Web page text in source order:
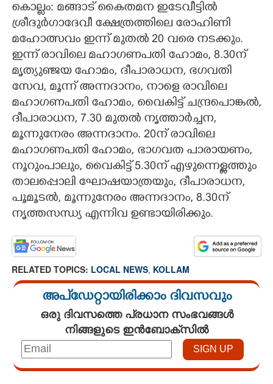
CARTOONS
LITERATURE
ZOOM
CONTACT US
കൊല്ലം: മങ്ങാട് കൈതമന ഇടേവീട്ടിൽ
ശ്രീദുർഗാദേവീ ക്ഷേത്രത്തിലെ രോഹിണി
മഹോത്സവം ഇന്ന് മുതൽ 20 വരെ നടക്കും.
ഇന്ന് രാവിലെ മഹാഗണപതി ഹോമം, 8.30ന്
മൃത്യുഞ്ജയ ഹോമം, ദീപാരാധന, ഭഗവതി
സേവ, മൂന്ന് അന്നദാനം, നാളെ രാവിലെ
മഹാഗണപതി ഹോമം, വൈകിട്ട് ചന്ദ്രപൊങ്കൽ,
ദീപാരാധന, 7.30 മുതൽ നൃത്താർച്ചന,
മൂന്നുനേരം അന്നദാനം. 20ന് രാവിലെ
മഹാഗണപതി ഹോമം, ഭാഗവത പാരായണം,
നൂറുംപാലും, വൈകിട്ട് 5.30ന് എഴുന്നെള്ളത്തും
താലപ്പൊലി ഘോഷയാത്രയും, ദീപാരാധന,
പൂമൂടൽ, മൂന്നുനേരം അന്നദാനം, 8.30ന്
നൃത്തസന്ധ്യ എന്നിവ ഉണ്ടായിരിക്കും.
RELATED TOPICS: LOCAL NEWS, KOLLAM
അപ്ഡേറ്റായിരിക്കാം ദിവസവും
ഒരു ദിവസത്തെ പ്രധാന സംഭവങ്ങൾ
നിങ്ങളുടെ ഇൻബോക്സിൽ